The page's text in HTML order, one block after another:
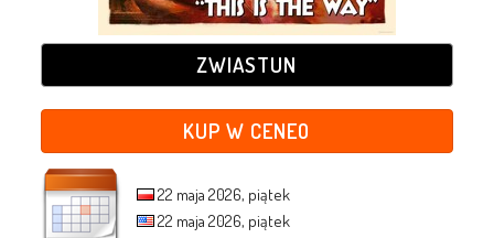
ZWIASTUN
KUP W CENEO
22 maja 2026, piątek
22 maja 2026, piątek